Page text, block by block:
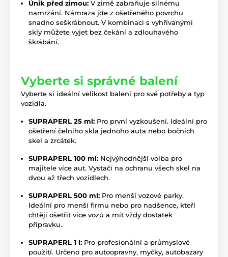
Únik před zimou: V zimě zabraňuje silnému
namrzání. Námraza jde z ošetřeného povrchu
snadno seškrábnout. V kombinaci s vyhřívanými
skly můžete vyjet bez čekání a zdlouhavého
škrábání.
Vyberte si správné balení
Vyberte si ideální velikost balení pro své potřeby a typ
vozidla.
SUPRAPERL 25 ml: Pro první vyzkoušení. Ideální pro
ošetření čelního skla jednoho auta nebo bočních
skel a zrcátek.
SUPRAPERL 100 ml: Nejvýhodnější volba pro
majitele více aut. Vystačí na ochranu všech skel na
dvou až třech vozidlech.
SUPRAPERL 500 ml: Pro menší vozové parky.
Ideální pro menší firmu nebo pro nadšence, kteří
chtějí ošetřit více vozů a mít vždy dostatek
přípravku.
SUPRAPERL 1 l: Pro profesionální a průmyslové
použití. Určeno pro autoopravny, myčky, autobazary